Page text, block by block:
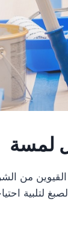
لمسة
تُعتبر شركة صبغ